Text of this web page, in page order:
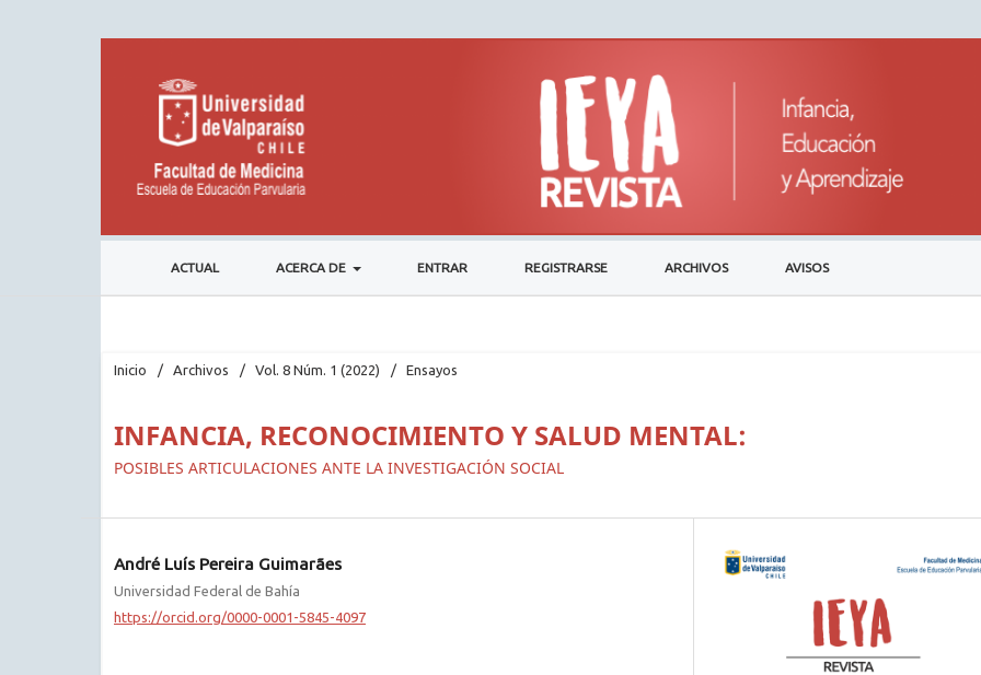
ACTUAL ACERCA DE ENTRAR REGISTRARSE ARCHIVOS AVISOS
Inicio / Archivos / Vol. 8 Núm. 1 (2022) / Ensayos
INFANCIA, RECONOCIMIENTO Y SALUD MENTAL:
POSIBLES ARTICULACIONES ANTE LA INVESTIGACIÓN SOCIAL
André Luís Pereira Guimarães
Universidad Federal de Bahía
https://orcid.org/0000-0001-5845-4097